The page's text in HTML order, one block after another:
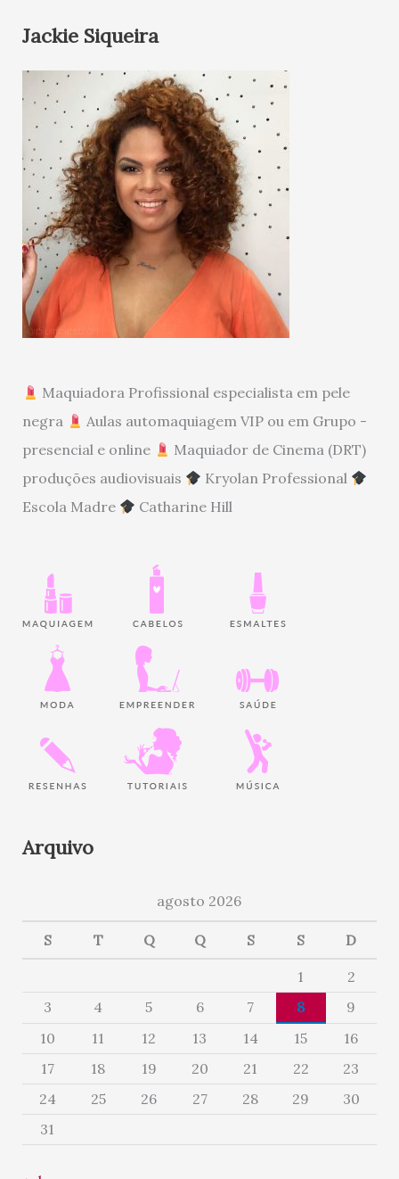
Jackie Siqueira
Maquiadora Profissional especialista em pele
negra
Aulas automaquiagem VIP ou em Grupo -
presencial e online
Maquiador de Cinema (DRT)
produções audiovisuais
Kryolan Professional
Escola Madre
Catharine Hill
Arquivo
agosto 2026
S T Q Q S S D
1
2
3
4 5 6 7 8
9
10
11 12 13 14 15
16
17
18 19 20 21 22
23
24
25 26 27 28 29
30
31